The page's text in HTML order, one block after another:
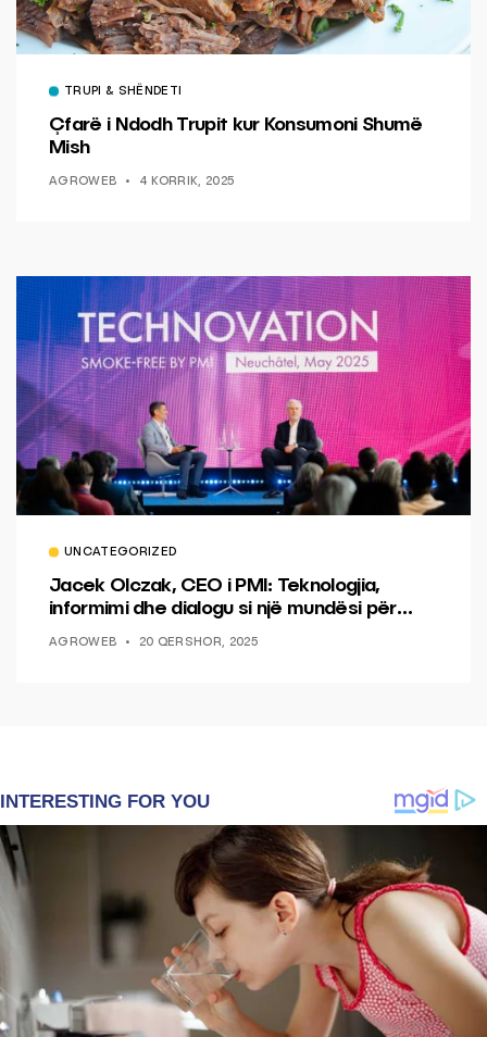
TRUPI & SHËNDETI
Çfarë i Ndodh Trupit kur Konsumoni Shumë
Mish
AGROWEB 4 KORRIK, 2025
UNCATEGORIZED
Jacek Olczak, CEO i PMI: Teknologjia,
informimi dhe dialogu si një mundësi për
AGROWEB 20 QERSHOR, 2025